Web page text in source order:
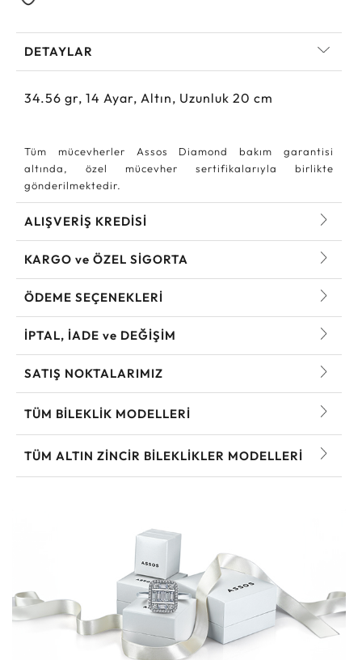
DETAYLAR
34.56 gr, 14 Ayar, Altın, Uzunluk 20 cm
Tüm mücevherler Assos Diamond bakım garantisi
altında, özel mücevher sertifikalarıyla birlikte
gönderilmektedir.
ALIŞVERİŞ KREDİSİ
KARGO ve ÖZEL SİGORTA
ÖDEME SEÇENEKLERİ
İPTAL, İADE ve DEĞİŞİM
SATIŞ NOKTALARIMIZ
TÜM BILEKLIK MODELLERI
TÜM ALTIN ZINCIR BILEKLIKLER MODELLERI